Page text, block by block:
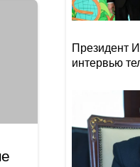
Президент
интервью